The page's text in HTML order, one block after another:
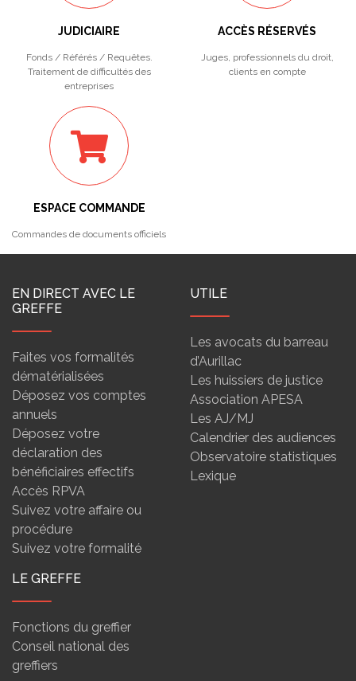
JUDICIAIRE
Fonds / Référés / Requêtes.
Traitement de difficultés des
entreprises
ACCÈS RÉSERVÉS
Juges, professionnels du droit,
clients en compte
ESPACE COMMANDE
Commandes de documents officiels
EN DIRECT AVEC LE
GREFFE
Faites vos formalités
dématérialisées
Déposez vos comptes
annuels
Déposez votre
déclaration des
bénéficiaires effectifs
Accès RPVA
Suivez votre affaire ou
procédure
Suivez votre formalité
UTILE
Les avocats du barreau
d’Aurillac
Les huissiers de justice
Association APESA
Les AJ/MJ
Calendrier des audiences
Observatoire statistiques
Lexique
LE GREFFE
Fonctions du greffier
Conseil national des
greffiers